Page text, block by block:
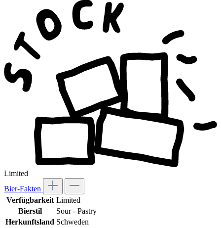
Limited
Bier-Fakten
Verfügbarkeit Limited
Bierstil
Sour - Pastry
Herkunftsland Schweden